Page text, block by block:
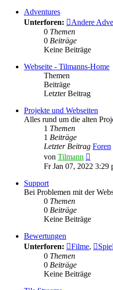
Adventures
Unterforen:
Andere
0 Themen
0 Beiträge
Keine Beiträge
Webseite - Tilmanns-Home
Themen
Beiträge
Letzter Beitrag
Projekte und Webseiten
Alles rund um die alten
1 Themen
1 Beiträge
Letzter Beitrag Foren
von Tilmann
Beitrag
Fr Jan 07, 2022 3:29
Support
Bei Problemen mit der
0 Themen
0 Beiträge
Keine Beiträge
Bewertungen
Unterforen:
Filme,
0 Themen
0 Beiträge
Keine Beiträge